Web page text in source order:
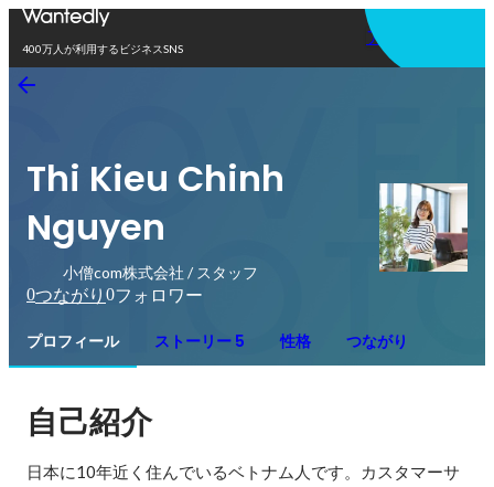
400万人が利用するビジネスSNS
アプリを使う
Thi Kieu Chinh
Nguyen
小僧com株式会社 / スタッフ
0つながり 0フォロワー
プロフィール ストーリー 5 性格 つながり
自己紹介
日本に10年近く住んでいるベトナム人です。カスタマーサ